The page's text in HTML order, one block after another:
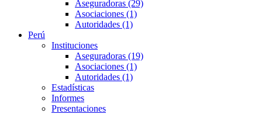
Aseguradoras (29)
Asociaciones (1)
Autoridades (1)
Perú
Instituciones
Aseguradoras (19)
Asociaciones (1)
Autoridades (1)
Estadísticas
Informes
Presentaciones